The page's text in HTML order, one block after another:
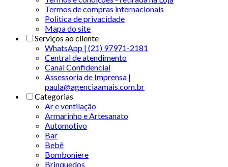
Termos de compras internacionais
Politica de privacidade
Mapa do site
Serviços ao cliente
WhatsApp | (21) 97971-2181
Central de atendimento
Canal Confidencial
Assessoria de Imprensa |
paula@agenciaamais.com.br
Categorias
Ar e ventilação
Armarinho e Artesanato
Automotivo
Bar
Bebê
Bomboniere
Brinquedos